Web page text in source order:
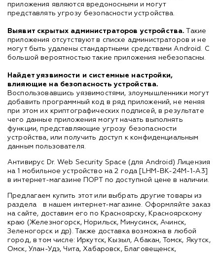
приложения являются вредоносными и могут
представлять угрозу безопасности устройства.
Выявит скрытых администраторов устройства. Такие
приложения отсутствуют в списке администраторов и не
могут быть удалены стандартными средствами Android. С
большой вероятностью такие приложения небезопасны.
Найдет уязвимости и системные настройки,
влияющие на безопасность устройства.
Воспользовавшись уязвимостями, злоумышленники могут
добавить программный код в ряд приложений, не меняя
при этом их криптографических подписей, в результате
чего данные приложения могут начать выполнять
функции, представляющие угрозу безопасности
устройства, или получить доступ к конфиденциальным
данным пользователя.
Антивирус Dr. Web Security Space (для Android) Лицензия
на 1 мобильное устройство на 2 года [LHM-BK-24M-1-A3]
в интернет-магазине ПОРТ по доступной цене в наличии.
Предлагаем купить этот или выбрать другие товары из
раздела
в нашем интернет-магазине. Оформляйте заказ
на сайте, доставим его по Красноярску, Красноярскому
краю (Железногорск, Норильск, Минусинск, Ачинск,
Зеленогорск и др). Также доставка возможна в любой
город, в том числе: Иркутск, Кызыл, Абакан, Томск, Якутск,
Омск, Улан-Удэ, Чита, Хабаровск, Благовещенск,